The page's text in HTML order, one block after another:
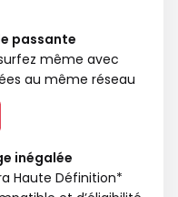
passante
même avec
au même réseau
inégalée
Haute Définition*